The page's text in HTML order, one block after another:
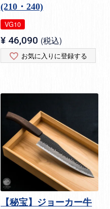
(210・240)
VG10
¥ 46,090 税込
お気に入りに登録する
【秘宝】ジョーカー牛